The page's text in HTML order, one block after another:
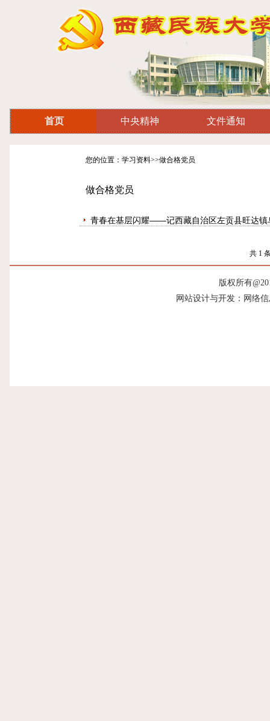
首页 中央精神 文件通知
您的位置：学习资料>>做合格党员
做合格党员
青春在基层闪耀——记西藏自治区左贡县旺达镇
共 1
版权所有
网站设计与开发：网络